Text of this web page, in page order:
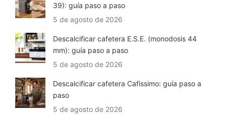
39): guía paso a paso
5 de agosto de 2026
Descalcificar cafetera E.S.E. (monodosis 44
mm): guía paso a paso
5 de agosto de 2026
Descalcificar cafetera Cafissimo: guía paso a
paso
5 de agosto de 2026